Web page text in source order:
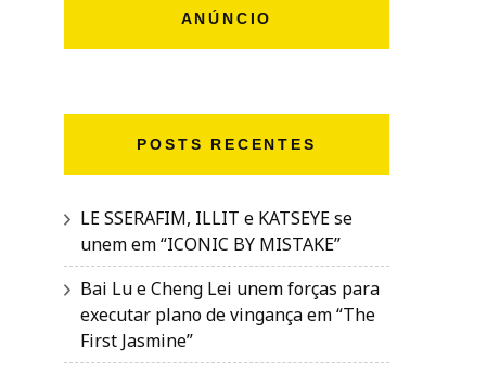
ANÚNCIO
POSTS RECENTES
LE SSERAFIM, ILLIT e KATSEYE se
unem em “ICONIC BY MISTAKE”
Bai Lu e Cheng Lei unem forças para
executar plano de vingança em “The
First Jasmine”